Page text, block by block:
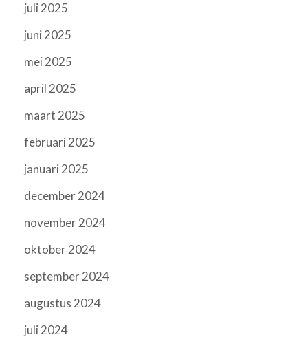
juli 2025
juni 2025
mei 2025
april 2025
maart 2025
februari 2025
januari 2025
december 2024
november 2024
oktober 2024
september 2024
augustus 2024
juli 2024